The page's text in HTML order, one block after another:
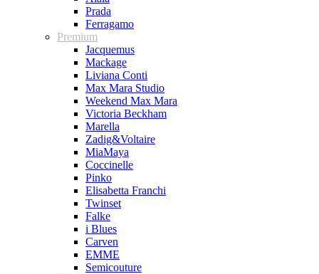
Prada
Ferragamo
Premium
Jacquemus
Mackage
Liviana Conti
Max Mara Studio
Weekend Max Mara
Victoria Beckham
Marella
Zadig&Voltaire
MiaMaya
Coccinelle
Pinko
Elisabetta Franchi
Twinset
Falke
i Blues
Carven
EMME
Semicouture